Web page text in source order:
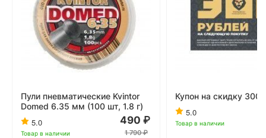
Пули пневматические Kvintor
Domed 6.35 мм (100 шт, 1.8 г)
5.0
Товар в наличии
490
1 790
Купон на скидку 300
5.0
Товар в наличии